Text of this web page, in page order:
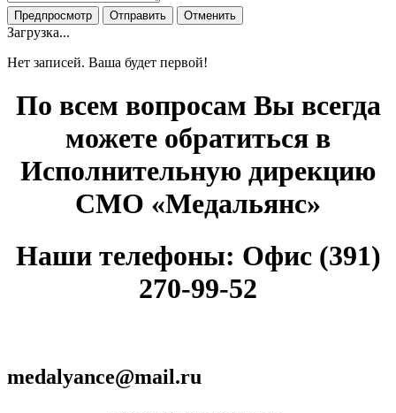
Загрузка...
Нет записей. Ваша будет первой!
По всем вопросам Вы всегда
можете обратиться в
Исполнительную дирекцию
СМО «Медальянс»
Наши телефоны: Офис (391)
270-99-52
medalyance@mail.ru